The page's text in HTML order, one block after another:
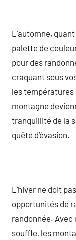
L’automne,
palette de
pour des
craquant sous
les températures
montagne
tranquillité de la
quête d’évasion.
L’hiver ne doit
opportunités de
randonnée. Avec
souffle, les